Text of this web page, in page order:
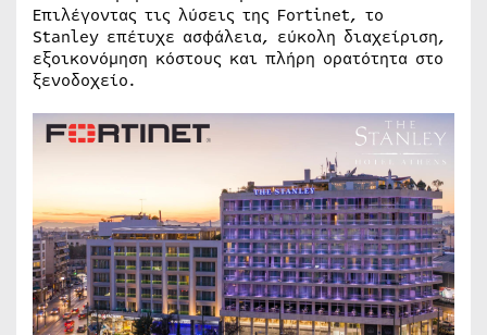
Επιλέγοντας τις λύσεις της Fortinet, το
Stanley επέτυχε ασφάλεια, εύκολη διαχείριση,
εξοικονόμηση κόστους και πλήρη ορατότητα στο
ξενοδοχείο.